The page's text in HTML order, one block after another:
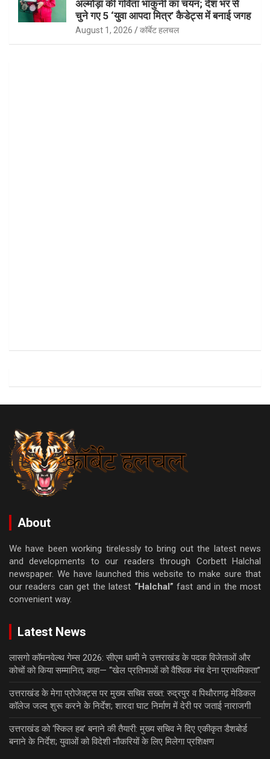
अल्मोड़ा की गर्विता भाकुनी का चयन; देश भर से
चुने गए 5 ‘युवा आपदा मित्र’ कैडेट्स में बनाई जगह
August 1, 2026 कॉर्बेट हलचल
About
We have been working tirelessly to bring out the latest news
and developments to our readers through Corbett Halchal
newspaper. We have launched this website to make sure that
our readers can get the latest “Halchal” fast and in the most
convenient way.
Latest News
लासगो कॉमनवेल्थ गेम्स 2026: सीएम धामी ने उत्तराखंड के पदक विजेताओं और
कोचों को किया सम्मानित; कहा— “खेल प्रतिभाओं को वैश्विक मंच देना प्राथमिकता”
उत्तराखंड के मेगा प्रोजेक्ट्स पर मुख्य सचिव सख्त: रुद्रपुर व पिथौरागढ़ मेडिकल
कॉलेज जल्द शुरू करने के निर्देश; शारदा घाट निर्माण में देरी पर जताई नाराजगी
उत्तराखंड को ‘स्किल हब’ बनाने की तैयारी: मुख्य सचिव ने दिए एकीकृत डैशबोर्ड
बनाने के निर्देश; युवाओं को विदेशी नौकरियों के लिए मिलेगा प्रशिक्षण